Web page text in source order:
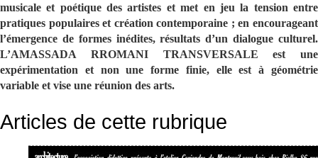
musicale et poétique des artistes et met en jeu la tension entre
pratiques populaires et création contemporaine ; en encourageant
l’émergence de formes inédites, résultats d’un dialogue culturel.
L’AMASSADA RROMANI TRANSVERSALE est une
expérimentation et non une forme finie, elle est à géométrie
variable et vise une réunion des arts.
Articles de cette rubrique